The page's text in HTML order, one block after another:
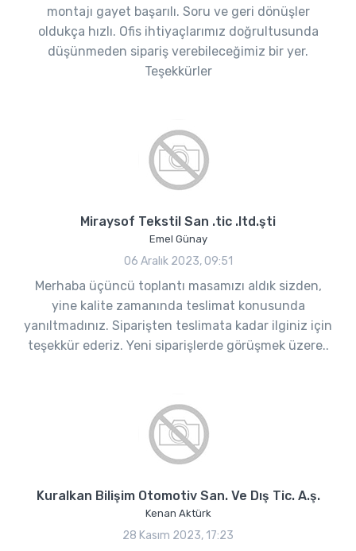
montajı gayet başarılı. Soru ve geri dönüşler
oldukça hızlı. Ofis ihtiyaçlarımız doğrultusunda
düşünmeden sipariş verebileceğimiz bir yer.
Teşekkürler
Miraysof Tekstil San .tic .ltd.şti
Emel Günay
06 Aralık 2023, 09:51
Merhaba üçüncü toplantı masamızı aldık sizden,
yine kalite zamanında teslimat konusunda
yanıltmadınız. Siparişten teslimata kadar ilginiz için
teşekkür ederiz. Yeni siparişlerde görüşmek üzere..
Kuralkan Bilişim Otomotiv San. Ve Dış Tic. A.ş.
Kenan Aktürk
28 Kasım 2023, 17:23